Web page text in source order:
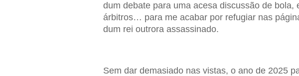
dum debate para uma acesa discussão de bola,
árbitros… para me acabar por refugiar nas
dum rei outrora assassinado.
Sem dar demasiado nas vistas, o ano de 2025